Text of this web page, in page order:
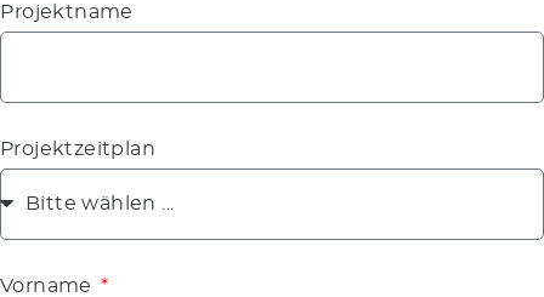
´Projektname
Projektzeitplan
Vorname